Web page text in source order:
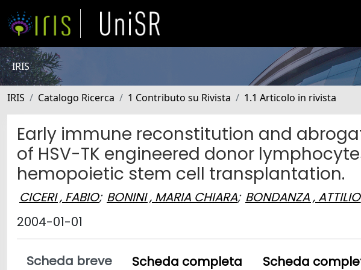
IRIS
IRIS Catalogo Ricerca 1 Contributo su Rivista 1.1 Articolo in rivista
Early immune reconstitution and
of HSV-TK engineered donor
hemopoietic stem cell transplantation.
CICERI , FABIO; BONINI , MARIA CHIARA; BONDANZA , ATTILIO
2004-01-01
Scheda breve Scheda completa Scheda